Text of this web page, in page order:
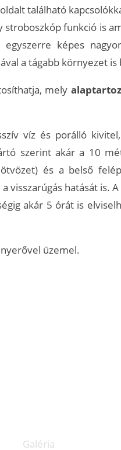
található
funkció is
egyszerre képes
a tágabb környezet
mely
víz és porálló
szerint akár a 10
és a belső
hatását is.
akár 5 órát is
üzemel.
Galéria